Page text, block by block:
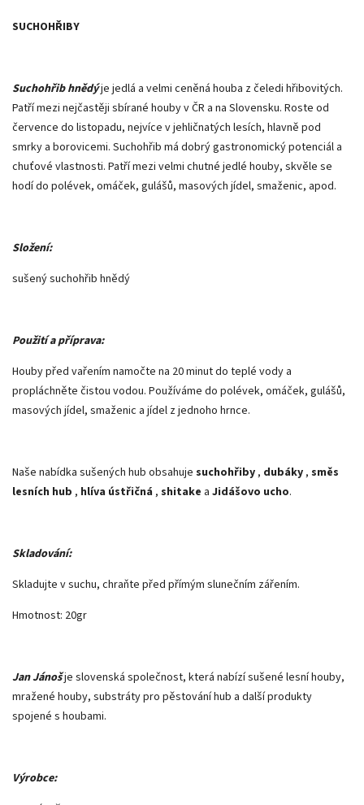
SUCHOHŘIBY
Suchohřib hnědýje jedlá a velmi ceněná houba z čeledi hřibovitých.
Patří mezi nejčastěji sbírané houby v ČR a na Slovensku. Roste od
července do listopadu, nejvíce v jehličnatých lesích, hlavně pod
smrky a borovicemi. Suchohřib má dobrý gastronomický potenciál a
chuťové vlastnosti. Patří mezi velmi chutné jedlé houby, skvěle se
hodí do polévek, omáček, gulášů, masových jídel, smaženic, apod.
Složení:
sušený suchohřib hnědý
Použití a příprava:
Houby před vařením namočte na 20 minut do teplé vody a
propláchněte čistou vodou. Používáme do polévek, omáček, gulášů,
masových jídel, smaženic a jídel z jednoho hrnce.
Naše nabídka sušených hub obsahuje suchohřiby , dubáky , směs
lesních hub , hlíva ústřičná , shitake a Jidášovo ucho.
Skladování:
Skladujte v suchu, chraňte před přímým slunečním zářením.
Hmotnost: 20gr
Jan Jánošje slovenská společnost, která nabízí sušené lesní houby,
mražené houby, substráty pro pěstování hub a další produkty
spojené s houbami.
Výrobce: